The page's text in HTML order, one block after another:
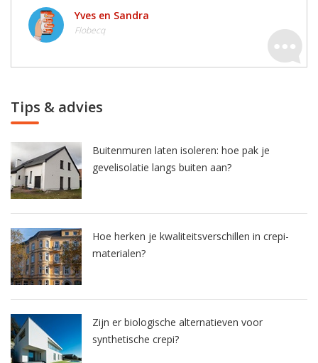
Yves en Sandra
Flobecq
Tips & advies
Buitenmuren laten isoleren: hoe pak je
gevelisolatie langs buiten aan?
Hoe herken je kwaliteitsverschillen in crepi-
materialen?
Zijn er biologische alternatieven voor
synthetische crepi?